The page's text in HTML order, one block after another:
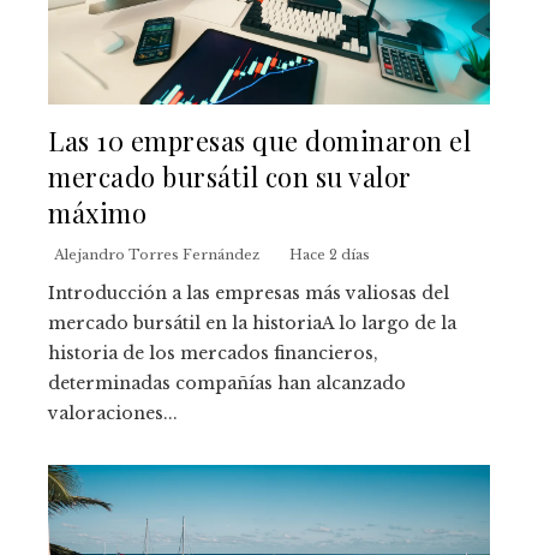
Las 10 empresas que dominaron el
mercado bursátil con su valor
máximo
Alejandro Torres Fernández Hace 2 días
Introducción a las empresas más valiosas del
mercado bursátil en la historiaA lo largo de la
historia de los mercados financieros,
determinadas compañías han alcanzado
valoraciones...